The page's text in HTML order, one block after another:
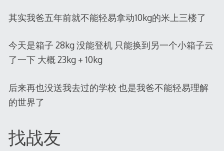
其实我爸五年前就不能轻易拿动10kg的米上三楼了
今天是箱子 28kg 没能登机 只能换到另一个小箱子云
了一下 大概 23kg + 10kg
后来再也没送我去过的学校 也是我爸不能轻易理解
的世界了
找战友